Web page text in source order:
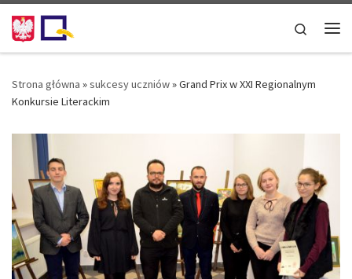
Przejdź do treści
Search
Strona główna »sukcesy uczniów»Grand Prix w XXI Regionalnym
Konkursie Literackim